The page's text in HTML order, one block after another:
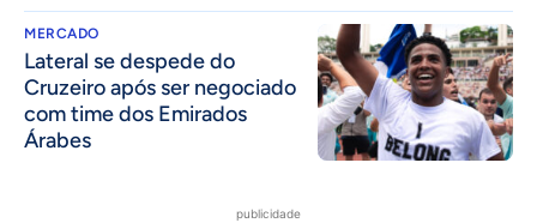
MERCADO
Lateral se despede do
Cruzeiro após ser negociado
com time dos Emirados
Árabes
publicidade